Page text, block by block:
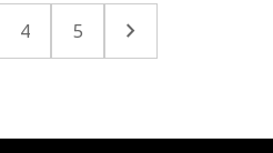
4 5 chevron_right